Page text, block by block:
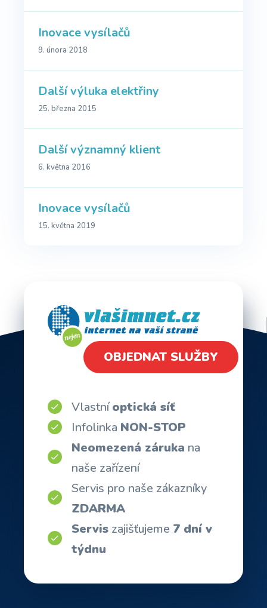
Inovace vysílačů
9. února 2018
Další výluka elektřiny
25. března 2015
Další významný klient
6. května 2016
Inovace vysílačů
15. května 2019
OBJEDNAT SLUŽBY
Vlastníoptická síť
Infolinka NON-STOP
Neomezená záruka na
naše zařízení
Servis pro naše zákazníky
ZDARMA
Servis zajišťujeme 7 dní v
týdnu